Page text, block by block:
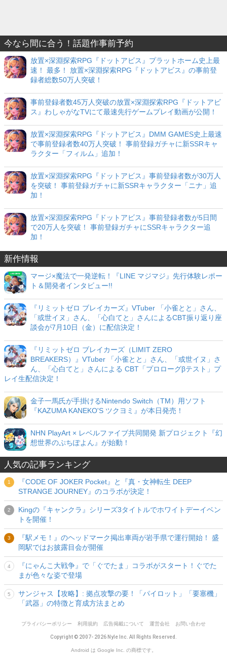
今なら間に合う！話題作事前予約
放置×深淵探索RPG『ドットアビス』プラットホーム史上最
速！ 最多！ 放置×深淵探索RPG『ドットアビス』の事前登
録者総数50万人突破！
事前登録者数45万人突破の放置×深淵探索RPG『ドットアビ
ス』わしゃがなTVにて最速先行ゲームプレイ動画が公開！
放置×深淵探索RPG『ドットアビス』DMM GAMES史上最速
で事前登録者数40万人突破！ 事前登録ガチャに新SSRキャ
ラクター「フィルム」追加！
放置×深淵探索RPG『ドットアビス』事前登録者数が30万人
を突破！ 事前登録ガチャに新SSRキャラクター「ニナ」追
加！
放置×深淵探索RPG『ドットアビス』事前登録者数が5日間
で20万人を突破！ 事前登録ガチャにSSRキャラクター追
加！
新作情報
マージ×魔法で一発逆転！『LINE マジマジ』先行体験レポー
ト＆開発者インタビュー!!
『リミットゼロ ブレイカーズ』VTuber 「小雀とと」さん、
「或世イヌ」さん、「心白てと」さんによるCBT振り返り座
談会が7月10日（金）に配信決定！
『リミットゼロ ブレイカーズ（LIMIT ZERO
BREAKERS）』VTuber 「小雀とと」さん、「或世イヌ」さ
ん、「心白てと」さんによる CBT「プロローグβテスト」プ
レイ生配信決定！
金子一馬氏が手掛けるNintendo Switch（TM）用ソフト
『KAZUMA KANEKO'S ツクヨミ』が本日発売！
NHN PlayArt × レベルファイブ共同開発 新プロジェクト『幻
想世界のぷちぽよん』が始動！
人気の記事ランキング
『CODE OF JOKER Pocket』と『真・女神転生 DEEP
STRANGE JOURNEY』のコラボが決定！
Kingの『キャンクラ』シリーズ3タイトルでホワイトデーイベン
トを開催！
『駅メモ！』のヘッドマーク掲出車両が岩手県で運行開始！ 盛
岡駅ではお披露目会が開催
『にゃんこ大戦争』で「ぐでたま」コラボがスタート！ぐでた
まが色々な姿で登場
サンジャス【攻略】: 拠点攻撃の要！「パイロット」「要塞機」
「武器」の特徴と育成方法まとめ
プライバシーポリシー 利用規約 広告掲載について 運営会社 お問い合わせ
Copyright © 2007- 2026 Nyle Inc. All Rights Reserved.
Android は Google Inc. の商標です。